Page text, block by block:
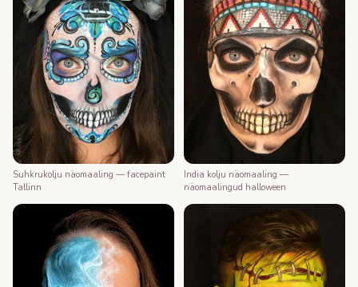
Suhkrukolju näomaaling — facepaint
Tallinn
India kolju näomaaling —
näomaalingud halloween